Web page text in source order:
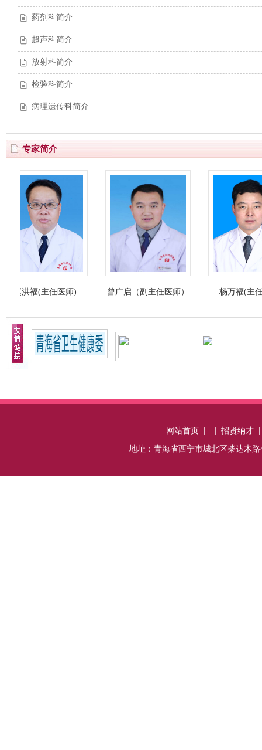
药剂科简介
超声科简介
放射科简介
检验科简介
病理遗传科简介
专家简介
(主任医师) 曾广启（副主任医师） 杨万福(主任医师)
网站首页 招贤纳才
地址：青海省西宁市城北区柴达